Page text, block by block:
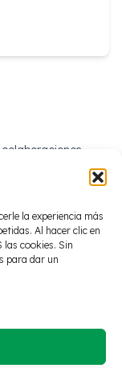
la experiencia más
Al hacer clic en
las cookies. Sin
para dar un
· Política RRSS